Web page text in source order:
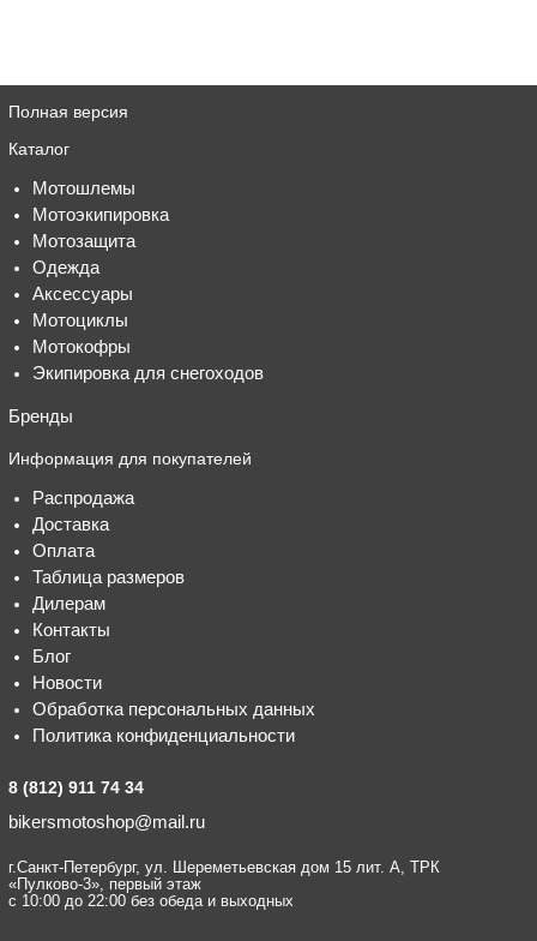
Полная версия
Каталог
Мотошлемы
Мотоэкипировка
Мотозащита
Одежда
Аксессуары
Мотоциклы
Мотокофры
Экипировка для снегоходов
Бренды
Информация для покупателей
Распродажа
Доставка
Оплата
Таблица размеров
Дилерам
Контакты
Блог
Новости
Обработка персональных данных
Политика конфиденциальности
8 (812) 911 74 34
bikersmotoshop@mail.ru
г.Санкт-Петербург, ул. Шереметьевская дом 15 лит. А, ТРК
«Пулково-3», первый этаж
с 10:00 до 22:00 без обеда и выходных